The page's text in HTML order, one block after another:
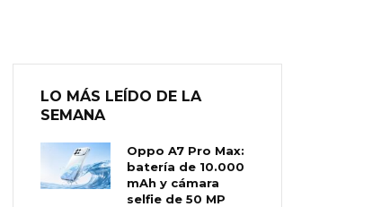
LO MÁS LEÍDO DE LA
SEMANA
Oppo A7 Pro Max:
batería de 10.000
mAh y cámara
selfie de 50 MP